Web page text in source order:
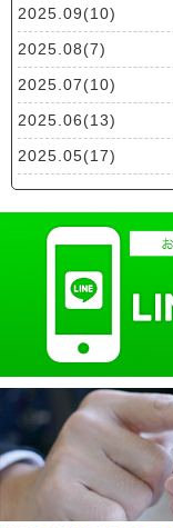
2025.09(10)
2025.08(7)
2025.07(10)
2025.06(13)
2025.05(17)
2025.04(19)
2025.03(10)
2025.01(14)
2024.12(14)
2024.10(18)
2024.09(15)
2024.08(21)
2024.07(20)